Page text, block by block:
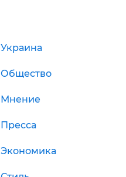
Украина
Общество
Мнение
Пресса
Экономика